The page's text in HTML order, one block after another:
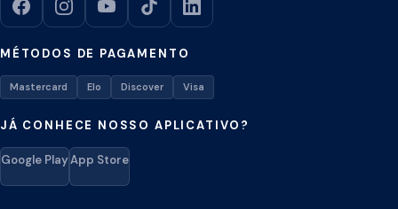
MÉTODOS DE PAGAMENTO
Mastercard Elo Discover Visa
JÁ CONHECE NOSSO APLICATIVO?
Google PlayApp Store